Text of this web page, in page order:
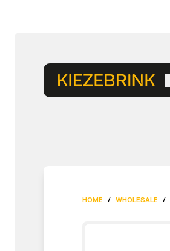
HOME / WHOLESALE /